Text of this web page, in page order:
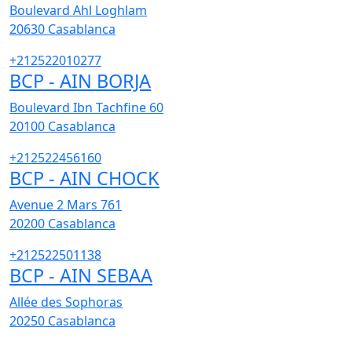
Boulevard Ahl Loghlam
20630 Casablanca
+212522010277
BCP - AIN BORJA
Boulevard Ibn Tachfine 60
20100 Casablanca
+212522456160
BCP - AIN CHOCK
Avenue 2 Mars 761
20200 Casablanca
+212522501138
BCP - AIN SEBAA
Allée des Sophoras
20250 Casablanca